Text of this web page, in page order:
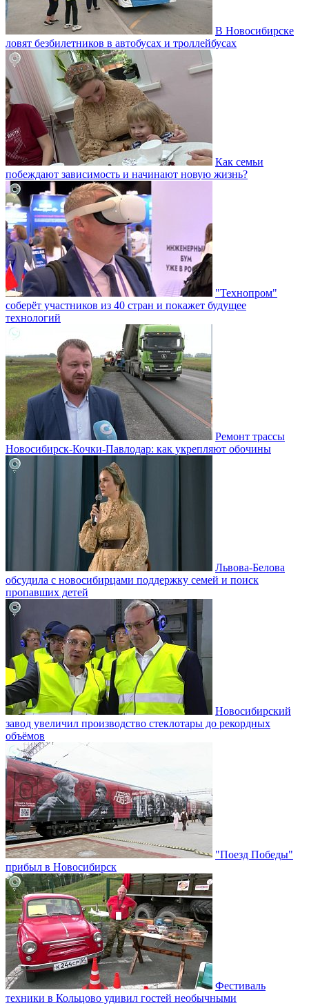
В Новосибирске
ловят безбилетников в автобусах и троллейбусах
Как семьи
побеждают зависимость и начинают новую жизнь?
"Технопром"
соберёт участников из 40 стран и покажет будущее
технологий
Ремонт трассы
Новосибирск-Кочки-Павлодар: как укрепляют обочины
Львова-Белова
обсудила с новосибирцами поддержку семей и поиск
пропавших детей
Новосибирский
завод увеличил производство стеклотары до рекордных
объёмов
"Поезд Победы"
прибыл в Новосибирск
Фестиваль
техники в Кольцово удивил гостей необычными